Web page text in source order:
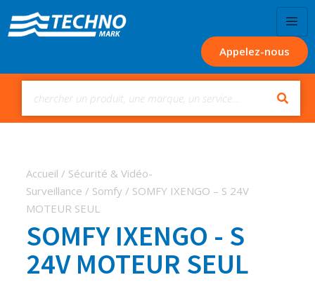
Appelez-nous
Accueil / Sécurité & Vidéo-
Surveillance / Somfy / SOMFY IXENGO – S 24V
MOTEUR SEUL
SOMFY IXENGO - S
24V MOTEUR SEUL